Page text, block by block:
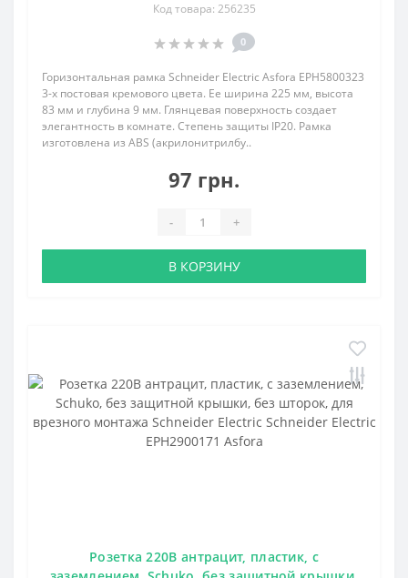
Код товара: 256235
0
Горизонтальная рамка Schneider Electric Asfora EPH5800323
3-х постовая кремового цвета. Ее ширина 225 мм, высота
83 мм и глубина 9 мм. Глянцевая поверхность создает
элегантность в комнате. Степень защиты IP20. Рамка
изготовлена из ABS (акрилонитрилбу..
97 грн.
- +
В КОРЗИНУ
Розетка 220В антрацит, пластик, с